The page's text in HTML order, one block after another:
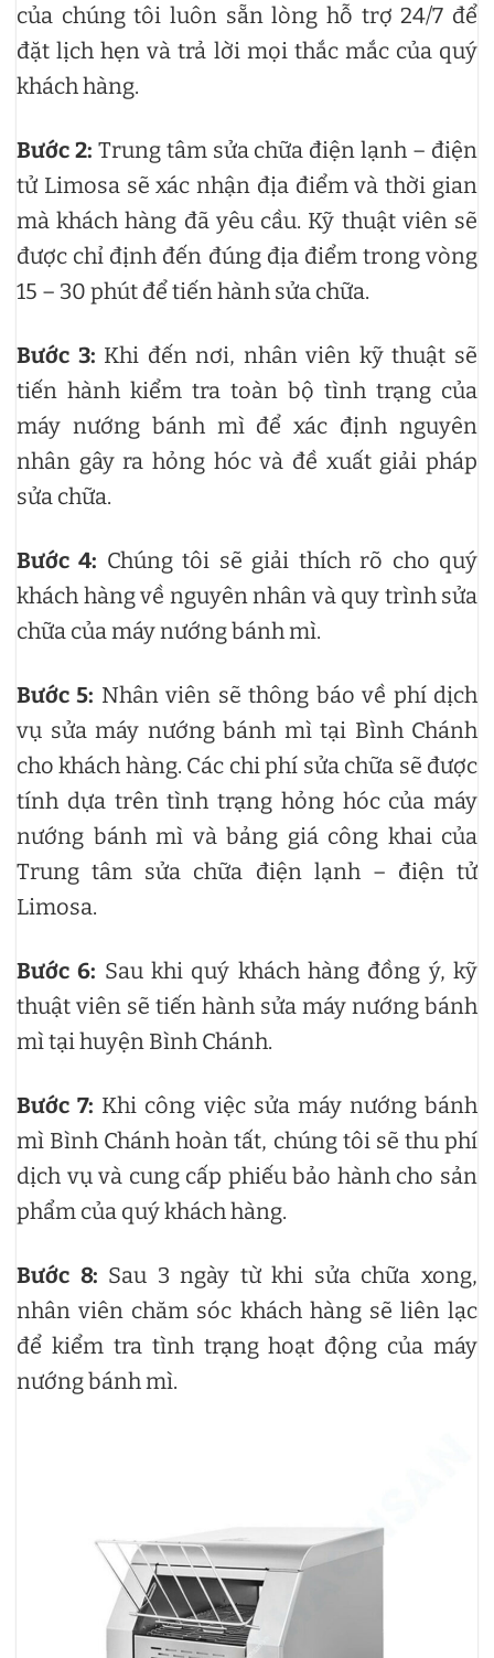
của chúng tôi luôn sẵn lòng hỗ trợ 24/7 để
đặt lịch hẹn và trả lời mọi thắc mắc của quý
khách hàng.
Bước 2: Trung tâm sửa chữa điện lạnh – điện
tử Limosa sẽ xác nhận địa điểm và thời gian
mà khách hàng đã yêu cầu. Kỹ thuật viên sẽ
được chỉ định đến đúng địa điểm trong vòng
15 – 30 phút để tiến hành sửa chữa.
Bước 3: Khi đến nơi, nhân viên kỹ thuật sẽ
tiến hành kiểm tra toàn bộ tình trạng của
máy nướng bánh mì để xác định nguyên
nhân gây ra hỏng hóc và đề xuất giải pháp
sửa chữa.
Bước 4: Chúng tôi sẽ giải thích rõ cho quý
khách hàng về nguyên nhân và quy trình sửa
chữa của máy nướng bánh mì.
Bước 5: Nhân viên sẽ thông báo về phí dịch
vụ sửa máy nướng bánh mì tại Bình Chánh
cho khách hàng. Các chi phí sửa chữa sẽ được
tính dựa trên tình trạng hỏng hóc của máy
nướng bánh mì và bảng giá công khai của
Trung tâm sửa chữa điện lạnh – điện tử
Limosa.
Bước 6: Sau khi quý khách hàng đồng ý, kỹ
thuật viên sẽ tiến hành sửa máy nướng bánh
mì tại huyện Bình Chánh.
Bước 7: Khi công việc sửa máy nướng bánh
mì Bình Chánh hoàn tất, chúng tôi sẽ thu phí
dịch vụ và cung cấp phiếu bảo hành cho sản
phẩm của quý khách hàng.
Bước 8: Sau 3 ngày từ khi sửa chữa xong,
nhân viên chăm sóc khách hàng sẽ liên lạc
để kiểm tra tình trạng hoạt động của máy
nướng bánh mì.